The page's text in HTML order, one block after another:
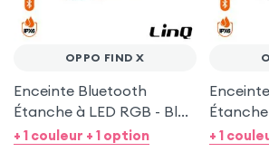
OPPO FIND X
Enceinte Bluetooth
Étanche à LED RGB - Bleu
pour Oppo Find X
+ 1 couleur + 1 option
pour
+ 1